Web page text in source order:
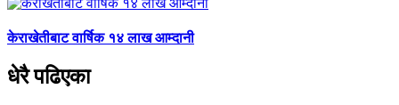
केराखेतीबाट वार्षिक १४ लाख आम्दानी
धेरै पढिएका